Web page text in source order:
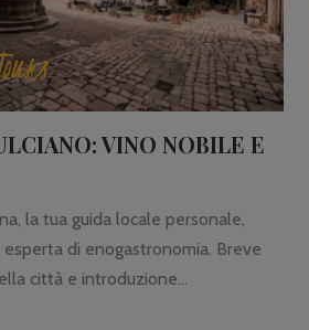
VINO NOBILE E
la tua guida locale personale,
di enogastronomia. Breve
città e introduzione...